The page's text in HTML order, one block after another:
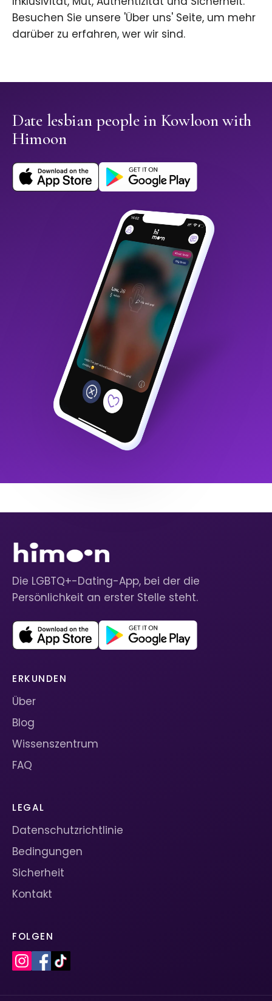
Besuchen Sie unsere 'Über uns' Seite, um mehr
darüber zu erfahren, wer wir sind.
Date lesbian people in Kowloon with
Himoon
Die LGBTQ+-Dating-App, bei der die
Persönlichkeit an erster Stelle steht.
ERKUNDEN
Über
Blog
Wissenszentrum
FAQ
LEGAL
Datenschutzrichtlinie
Bedingungen
Sicherheit
Kontakt
FOLGEN